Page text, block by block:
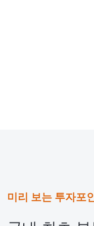
미리 보는 투자포